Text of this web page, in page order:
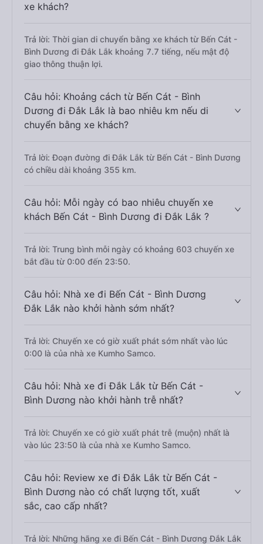
xe khách?
Trả lời: Thời gian di chuyển bằng xe khách từ Bến Cát -
Bình Dương đi Đắk Lắk khoảng 7.7 tiếng, nếu mật độ
giao thông thuận lợi.
Câu hỏi: Khoảng cách từ Bến Cát - Bình
Dương đi Đắk Lắk là bao nhiêu km nếu di
chuyển bằng xe khách?
Trả lời: Đoạn đường đi Đắk Lắk từ Bến Cát - Bình Dương
có chiều dài khoảng 355 km.
Câu hỏi: Mỗi ngày có bao nhiêu chuyến xe
khách Bến Cát - Bình Dương đi Đắk Lắk ?
Trả lời: Trung bình mỗi ngày có khoảng 603 chuyến xe
bắt đầu từ 0:00 đến 23:50.
Câu hỏi: Nhà xe đi Bến Cát - Bình Dương
Đắk Lắk nào khởi hành sớm nhất?
Trả lời: Chuyến xe có giờ xuất phát sớm nhất vào lúc
0:00 là của nhà xe Kumho Samco.
Câu hỏi: Nhà xe đi Đắk Lắk từ Bến Cát -
Bình Dương nào khởi hành trễ nhất?
Trả lời: Chuyến xe có giờ xuất phát trễ (muộn) nhất là
vào lúc 23:50 là của nhà xe Kumho Samco.
Câu hỏi: Review xe đi Đắk Lắk từ Bến Cát -
Bình Dương nào có chất lượng tốt, xuất
sắc, cao cấp nhất?
Trả lời: Những hãng xe đi Bến Cát - Bình Dương Đắk Lắk